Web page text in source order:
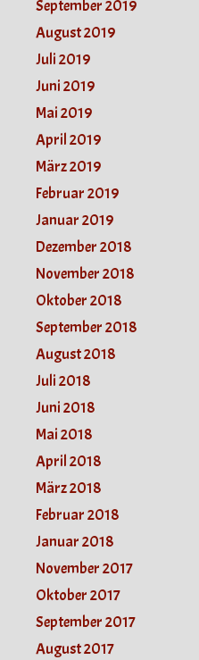
September 2019
August 2019
Juli 2019
Juni 2019
Mai 2019
April 2019
März 2019
Februar 2019
Januar 2019
Dezember 2018
November 2018
Oktober 2018
September 2018
August 2018
Juli 2018
Juni 2018
Mai 2018
April 2018
März 2018
Februar 2018
Januar 2018
November 2017
Oktober 2017
September 2017
August 2017